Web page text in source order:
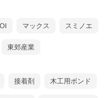
マックス スミノエ
東郊産業
接着剤 木工用ボンド